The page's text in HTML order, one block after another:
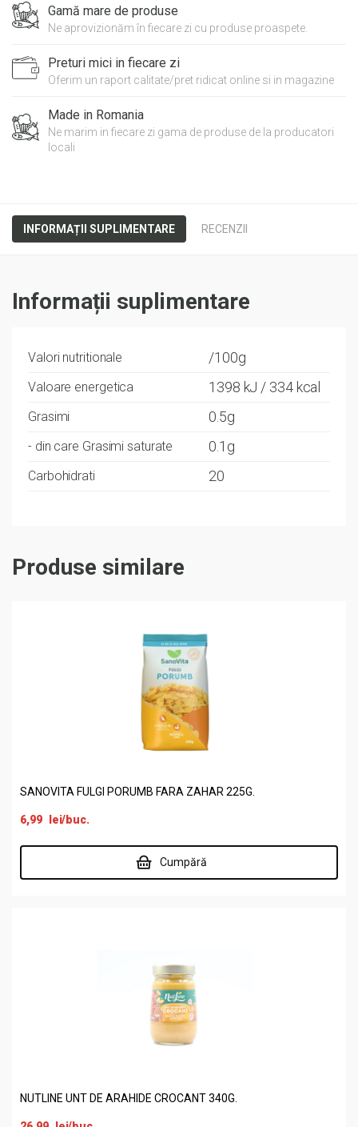
CUBURI
INEDIT
Gamă mare de produse
Ne aprovizionăm în fiecare zi cu produse proaspete.
Preturi mici in fiecare zi
Oferim un raport calitate/pret ridicat online si in magazine
Made in Romania
Ne marim in fiecare zi gama de produse de la producatori
locali
INFORMAȚII SUPLIMENTARE RECENZII
Informații suplimentare
Valori nutritionale /100g
Valoare energetica 1398 kJ / 334 kcal
Grasimi 0.5g
- din care Grasimi saturate 0.1g
Carbohidrati 20
Produse similare
SANOVITA FULGI PORUMB FARA ZAHAR 225G.
6,99 lei/buc.
Cumpără
NUTLINE UNT DE ARAHIDE CROCANT 340G.